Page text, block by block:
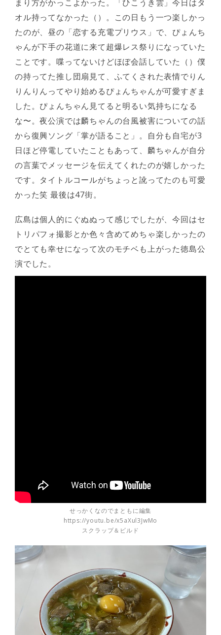
まり方がかっこよかった。「ひこうき雲」今日はタ
オル持ってなかった（）。この日もう一つ楽しかっ
たのが、昼の「恋する充電プリウス」で、ぴょんち
ゃんが下手の花道に来て超爆レス祭りになっていた
ことです。喋ってないけどほぼ会話していた（）僕
の持ってた推し団扇見て、ふてくされた表情でりん
りんりんってやり始めるぴょんちゃんが可愛すぎま
した。ぴょんちゃん見てると明るい気持ちになる
な〜。夜公演では麟ちゃんの台風被害についての話
から復興ソング「掌が語ること」。自分も自宅が3
日ほど停電していたこともあって、麟ちゃんが自分
の言葉でメッセージを伝えてくれたのが嬉しかった
です。タイトルコールがちょっと訛ってたのも可愛
かった笑 最後は47街。
広島は個人的にぐぬぬって感じでしたが、今回はセ
トリパフォ撮影とか色々含めてめちゃ楽しかったの
でとても幸せになって次のモチベも上がった徳島公
演でした。
せっかくなのでまともに編集
https://youtu.be/x5aXul3JwMo
スクラップ＆ビルド